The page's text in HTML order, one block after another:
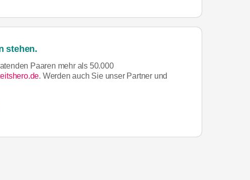
stehen.
Paaren mehr als 50.000
. Werden auch Sie unser Partner und